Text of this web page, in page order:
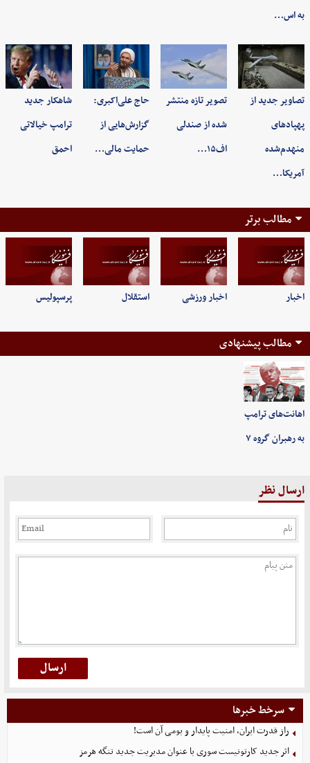
به اس…
تصاویر جدید از
پهپادهای
منهدم‌شده
آمریکا…
تصویر تازه منتشر
شده از صندلی
اف۱۵…
حاج علی‌اکبری:
گزارش‌هایی از
حمایت مالی…
شاهکار جدید
ترامپ خیالاتی
احمق
مطالب برتر
اخبار اخبار ورزشی استقلال پرسپولیس
مطالب پیشنهادی
اهانت‌های ترامپ
به رهبران گروه ۷
ارسال نظر
سرخط خبرها
راز قدرت ایران، امنیت پایدار و بومی آن است!
اثر جدید کارتونیست سوری با عنوان مدیریت جدید تنگه هرمز